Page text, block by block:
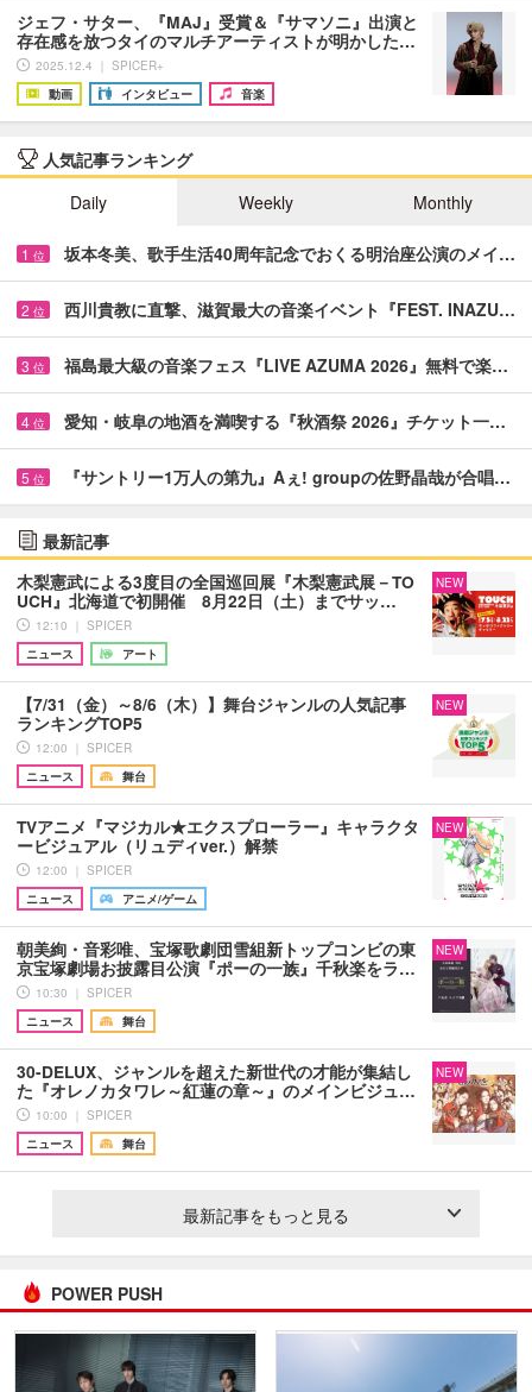
ジェフ・サター、『MAJ』受賞＆『サマソニ』出演と
存在感を放つタイのマルチアーティストが明かした…
2025.12.4 ｜ SPICER+
動画
インタビュー 音楽
人気記事ランキング
Daily
Weekly Monthly
1 位 坂本冬美、歌手生活40周年記念でおくる明治座公演のメイ…
2 位 西川貴教に直撃、滋賀最大の音楽イベント『FEST. INAZU…
3 位 福島最大級の音楽フェス『LIVE AZUMA 2026』無料で楽…
4 位 愛知・岐阜の地酒を満喫する『秋酒祭 2026』チケット一…
5 位 『サントリー1万人の第九』Aぇ! groupの佐野晶哉が合唱…
最新記事
木梨憲武による3度目の全国巡回展『木梨憲武展－TO
UCH』北海道で初開催 8月22日（土）までサッ…
12:10 ｜ SPICER
ニュース
アート
NEW
【7/31（金）～8/6（木）】舞台ジャンルの人気記事
ランキングTOP5
12:00 ｜ SPICER
ニュース
舞台
NEW
TVアニメ『マジカル★エクスプローラー』キャラクタ
ービジュアル（リュディver.）解禁
12:00 ｜ SPICER
ニュース
アニメ/ゲーム
NEW
朝美絢・音彩唯、宝塚歌劇団雪組新トップコンビの東
京宝塚劇場お披露目公演『ポーの一族』千秋楽をラ…
10:30 ｜ SPICER
ニュース
舞台
NEW
30-DELUX、ジャンルを超えた新世代の才能が集結し
た『オレノカタワレ～紅蓮の章～』のメインビジュ…
10:00 ｜ SPICER
ニュース
舞台
NEW
最新記事をもっと見る
POWER PUSH